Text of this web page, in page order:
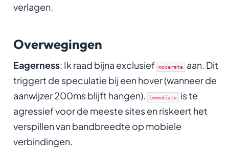
verlagen.
Overwegingen
Eagerness: Ik raad bijna exclusief moderate aan. Dit
triggert de speculatie bij een hover (wanneer de
aanwijzer 200ms blijft hangen).
immediate is te
agressief voor de meeste sites en riskeert het
verspillen van bandbreedte op mobiele
verbindingen.